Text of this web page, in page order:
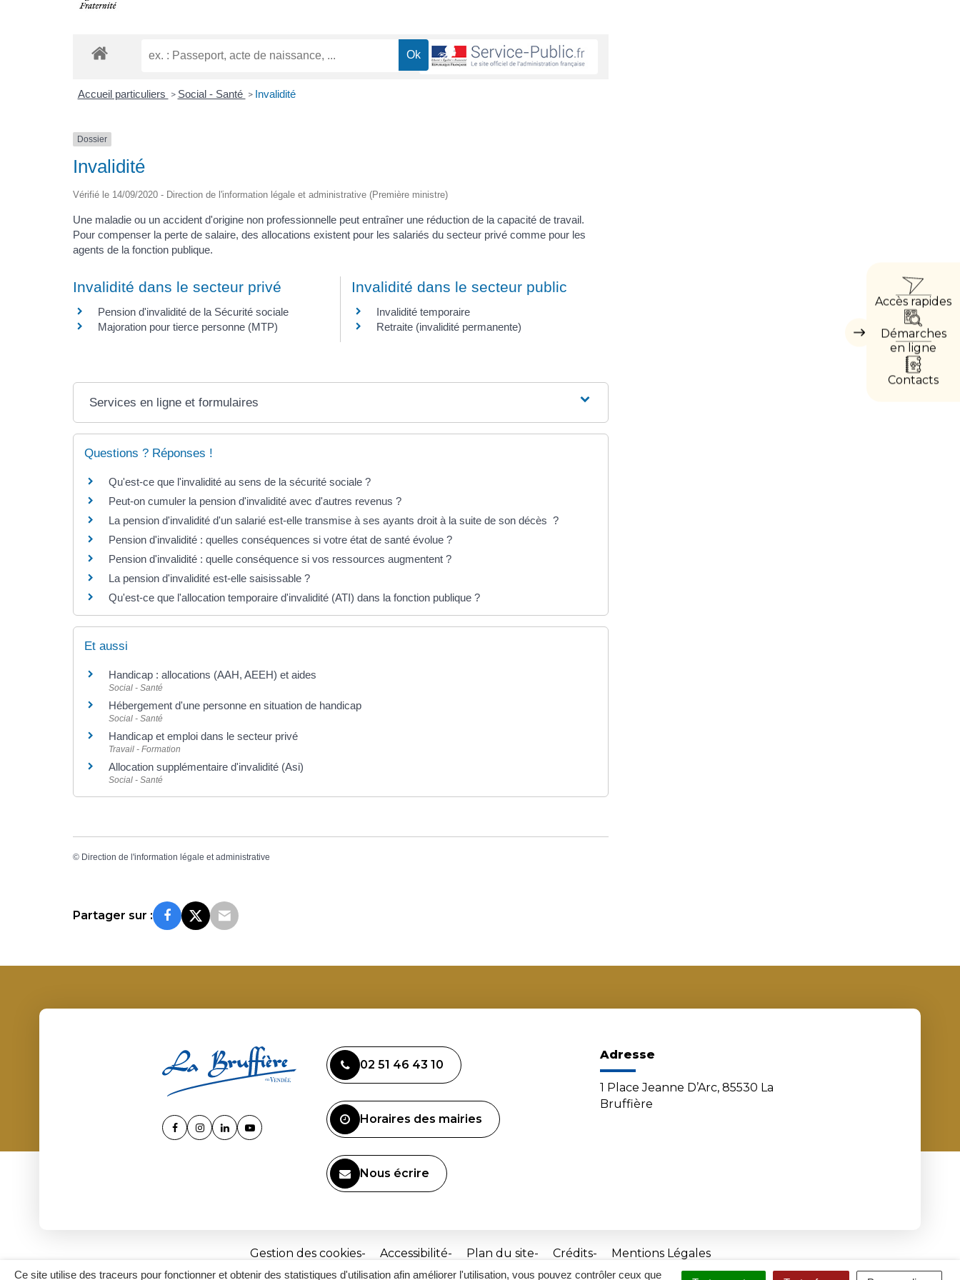
Ce site utilise des traceurs pour fonctionner et obtenir des statistiques d'utilisation afin améliorer l'utilisation, vous pouvez contrôler ceux que
Masquer
Accès rapides
Démarches
en ligne
Contacts
Accueil particuliers > Social - Santé > Invalidité
Dossier
Invalidité
Vérifié le 14/09/2020 - Direction de l'information légale et administrative (Première ministre)
Une maladie ou un accident d'origine non professionnelle peut entraîner une réduction de la capacité de travail.
Pour compenser la perte de salaire, des allocations existent pour les salariés du secteur privé comme pour les
agents de la fonction publique.
Invalidité dans le secteur privé
Pension d'invalidité de la Sécurité sociale
Majoration pour tierce personne (MTP)
Invalidité dans le secteur public
Invalidité temporaire
Retraite (invalidité permanente)
Services en ligne et formulaires
Questions ? Réponses !
Qu'est-ce que l'invalidité au sens de la sécurité sociale ?
Peut-on cumuler la pension d'invalidité avec d'autres revenus ?
La pension d'invalidité d'un salarié est-elle transmise à ses ayants droit à la suite de son décès ?
Pension d'invalidité : quelles conséquences si votre état de santé évolue ?
Pension d'invalidité : quelle conséquence si vos ressources augmentent ?
La pension d'invalidité est-elle saisissable ?
Qu'est-ce que l'allocation temporaire d'invalidité (ATI) dans la fonction publique ?
Et aussi
Handicap : allocations (AAH, AEEH) et aides
Social - Santé
Hébergement d'une personne en situation de handicap
Social - Santé
Handicap et emploi dans le secteur privé
Travail - Formation
Allocation supplémentaire d'invalidité (Asi)
Social - Santé
© Direction de l'information légale et administrative
Partager sur :
Lien Lien Lien Lien
02 51 46 43 10
Horaires des mairies
Nous écrire
Adresse
1 Place Jeanne D’Arc, 85530 La
Bruffière
Gestion des cookies Accessibilité Plan du site Crédits Mentions Légales